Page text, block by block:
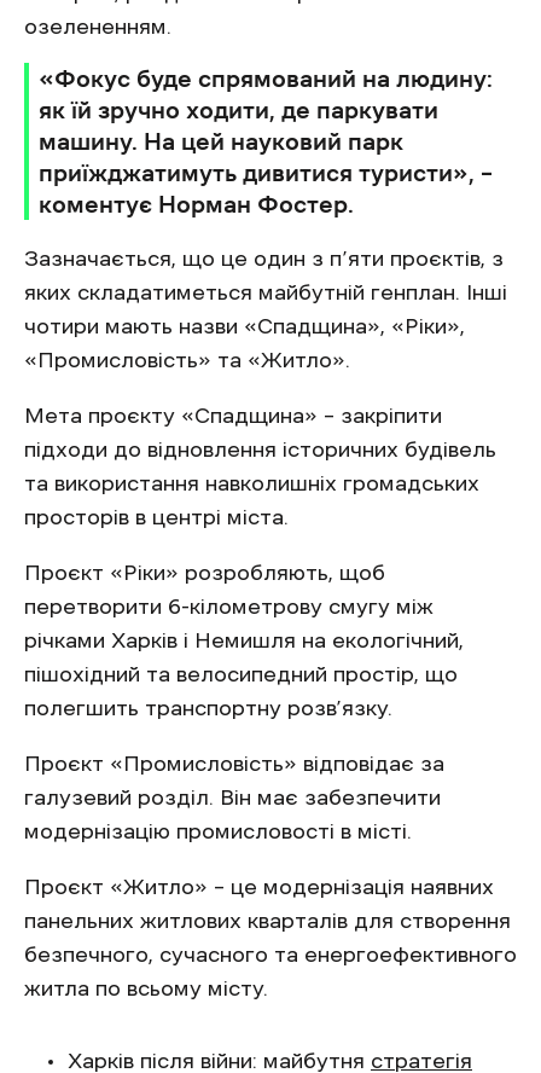
озелененням.
«Фокус буде спрямований на людину:
як їй зручно ходити, де паркувати
машину. На цей науковий парк
приїжджатимуть дивитися туристи», –
коментує Норман Фостер.
Зазначається, що це один з п’яти проєктів, з
яких складатиметься майбутній генплан. Інші
чотири мають назви «Спадщина», «Ріки»,
«Промисловість» та «Житло».
Мета проєкту «Спадщина» – закріпити
підходи до відновлення історичних будівель
та використання навколишніх громадських
просторів в центрі міста.
Проєкт «Ріки» розробляють, щоб
перетворити 6-кілометрову смугу між
річками Харків і Немишля на екологічний,
пішохідний та велосипедний простір, що
полегшить транспортну розв’язку.
Проєкт «Промисловість» відповідає за
галузевий розділ. Він має забезпечити
модернізацію промисловості в місті.
Проєкт «Житло» – це модернізація наявних
панельних житлових кварталів для створення
безпечного, сучасного та енергоефективного
житла по всьому місту.
Харків після війни: майбутня стратегія